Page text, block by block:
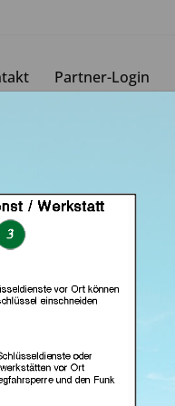
Partner-Login
24.de e.k. (in